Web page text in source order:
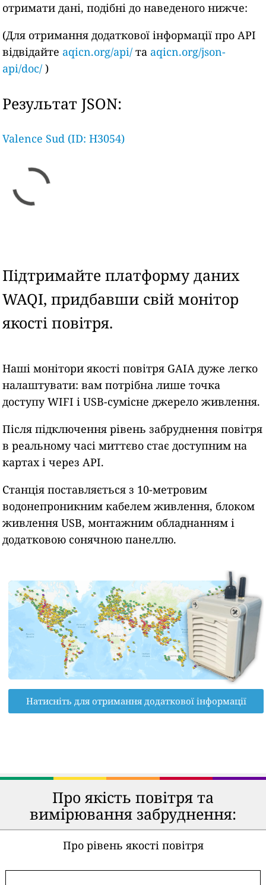
отримати дані, подібні до наведеного нижче:
(Для отримання додаткової інформації про API
відвідайте aqicn.org/api/ та aqicn.org/json-
api/doc/ )
Результат JSON:
Valence Sud (ID: H3054)
Підтримайте платформу даних
WAQI, придбавши свій монітор
якості повітря.
Наші монітори якості повітря GAIA дуже легко
налаштувати: вам потрібна лише точка
доступу WIFI і USB-сумісне джерело живлення.
Після підключення рівень забруднення повітря
в реальному часі миттєво стає доступним на
картах і через API.
Станція поставляється з 10-метровим
водонепроникним кабелем живлення, блоком
живлення USB, монтажним обладнанням і
додатковою сонячною панеллю.
Натисніть для отримання додаткової інформації
Про якість повітря та
вимірювання забруднення:
Про рівень якості повітря